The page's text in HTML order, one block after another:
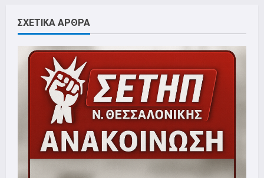
ΣΧΕΤΙΚΑ ΑΡΘΡΑ